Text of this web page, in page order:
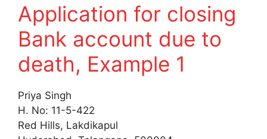
Application for closing
Bank account due to
death, Example 1
Priya Singh
H. No: 11-5-422
Red Hills, Lakdikapul